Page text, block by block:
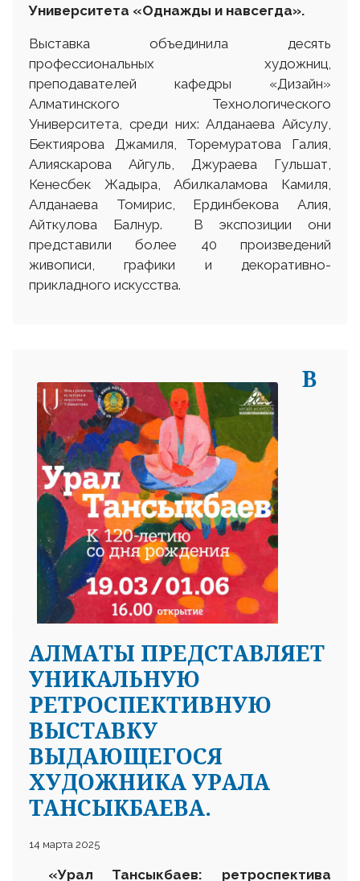
Университета «Однажды и навсегда».
Выставка объединила десять
профессиональных художниц,
преподавателей кафедры «Дизайн»
Алматинского Технологического
Университета, среди них: Алданаева Айсулу,
Бектиярова Джамиля, Торемуратова Галия,
Алияскарова Айгуль, Джураева Гульшат,
Кенесбек Жадыра, Абилкаламова Камиля,
Алданаева Томирис, Ердинбекова Алия,
Айткулова Балнур. В экспозиции они
представили более 40 произведений
живописи, графики и декоративно-
прикладного искусства.
В
АЛМАТЫ ПРЕДСТАВЛЯЕТ
УНИКАЛЬНУЮ
РЕТРОСПЕКТИВНУЮ
ВЫСТАВКУ
ВЫДАЮЩЕГОСЯ
ХУДОЖНИКА УРАЛА
ТАНСЫКБАЕВА.
14 марта 2025
«Урал Тансыкбаев: ретроспектива